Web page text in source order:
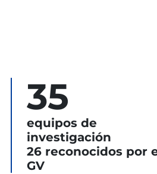
35
equipos de
investigación
26 reconocidos por
GV